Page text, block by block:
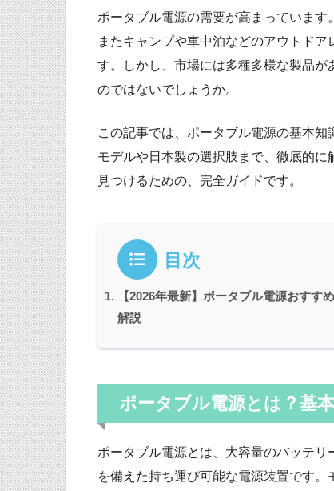
ポータブル電源の需要が高まっています
またキャンプや車中泊などのアウトド
す。しかし、市場には多種多様な製品
のではないでしょうか。
この記事では、ポータブル電源の基本
モデルや日本製の選択肢まで、徹底的
見つけるための、完全ガイドです。
目次
【2026年最新】ポータブル電源おす
解説
ポータブル電源とは？基
ポータブル電源とは、大容量のバッテ
を備えた持ち運び可能な電源装置です